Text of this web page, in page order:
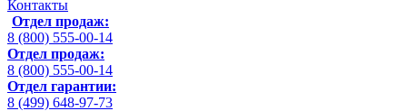
Контакты
Отдел продаж:
8 (800) 555-00-14
Отдел продаж:
8 (800) 555-00-14
Отдел гарантии:
8 (499) 648-97-73